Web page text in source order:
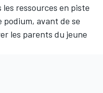
ressources en piste
avant de se
les parents du jeune